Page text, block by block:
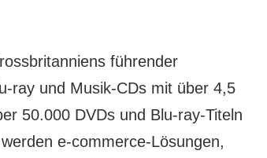
führender
ray und Musik-CDs mit über 4,5
50.000 DVDs und Blu-ray-Titeln
e-commerce-Lösungen,